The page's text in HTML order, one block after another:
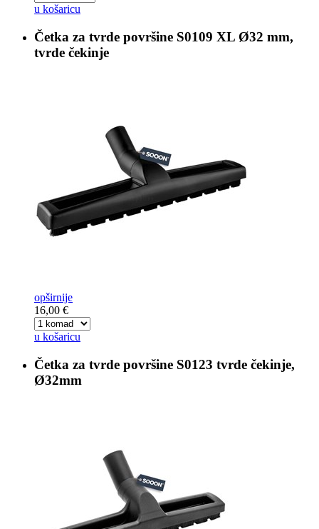
u košaricu
Četka za tvrde površine S0109 XL Ø32 mm,
tvrde čekinje
opširnije
16,00 €
u košaricu
Četka za tvrde površine S0123 tvrde čekinje,
Ø32mm